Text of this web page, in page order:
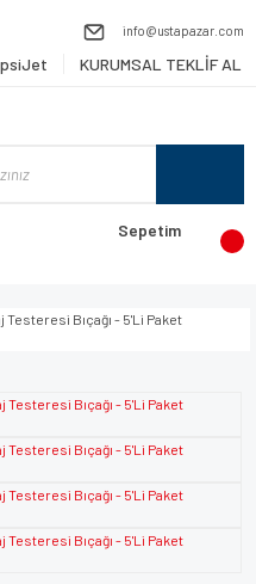
info@ustapazar.com
KURUMSAL TEKLİF AL
Sepetim